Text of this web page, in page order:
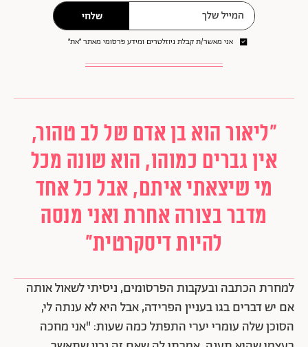
שלחי
אני מאשר/ת קבלת ניוזלטרים ומידע פרסומי מאתר ״את״
"ליאור הוא בן אדם של לב טהור,
אין גברים כמוהו, הוא שונה מכל
מי שיצאתי איתם, אבל כל אחד
מדבר בצורה אחרת ואני מנסה
להיות דיסקרטית"
למחרת הכתבה ובעקבות הפרסומים, ניסיתי לשאול אותה
אם יש דברים בגו בעניין הפרידה, אבל היא לא ענתה לי,
הסוכן שלה עומרי יערי התפתל כמה שעות: "אני מחכה